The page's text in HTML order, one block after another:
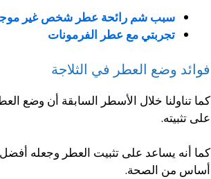
سبب شم رائحة عطر شخص غير
تجربتي مع عطر الفرمونات
فوائد وضع العطر في الثلاجة
كما تناولنا خلال الأسطر السابقة أن وضع
على تثبيته.
كما أنه يساعد على تثبيت العطر وجعله
أساس من الصحة.